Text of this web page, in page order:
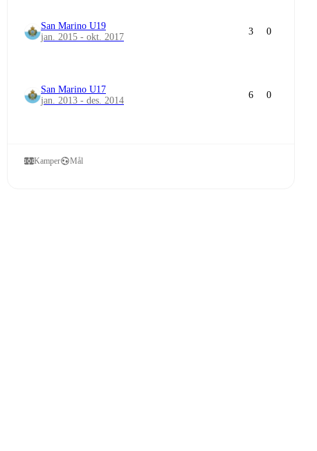
San Marino U19
jan. 2015 - okt. 2017
3 0
San Marino U17
jan. 2013 - des. 2014
6 0
Kamper Mål